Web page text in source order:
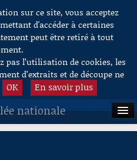
sur ce site, vous acceptez
d'accéder à certaines
peut être retiré à tout
pas l’utilisation de cookies, les
d’extraits et de découpe ne
OK En savoir plus
nationale